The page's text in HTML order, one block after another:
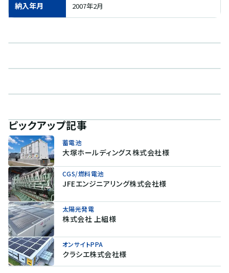
納入年月 2007年2月
ピックアップ記事
蓄電池
大塚ホールディングス株式会社様
CGS/燃料電池
JFEエンジニアリング株式会社様
太陽光発電
株式会社 上組様
オンサイトPPA
クラシエ株式会社様